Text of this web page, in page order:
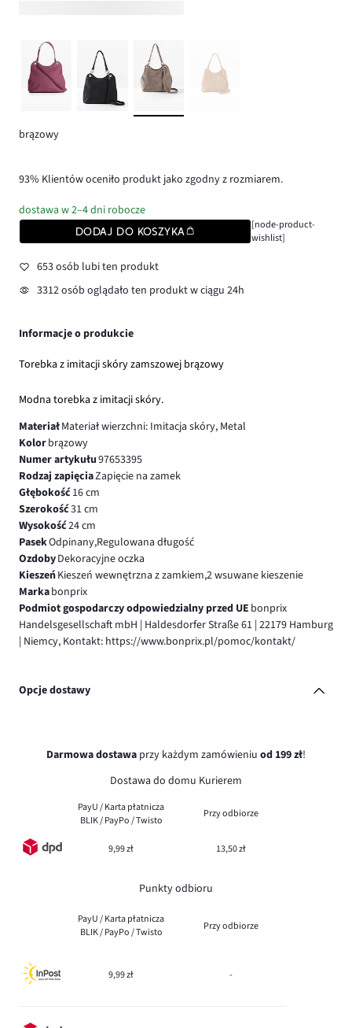
brązowy
93% Klientów oceniło produkt jako zgodny z rozmiarem.
dostawa w 2–4 dni robocze
DODAJ DO KOSZYKA
[node-product-
wishlist]
653 osób lubi ten produkt
3312 osób oglądało ten produkt w ciągu 24h
Informacje o produkcie
Torebka z imitacji skóry zamszowej brązowy
Modna torebka z imitacji skóry.
MateriałMateriał wierzchni: Imitacja skóry, Metal
Kolorbrązowy
Numer artykułu97653395
Rodzaj zapięciaZapięcie na zamek
Głębokość16 cm
Szerokość31 cm
Wysokość24 cm
PasekOdpinany,Regulowana długość
OzdobyDekoracyjne oczka
KieszeńKieszeń wewnętrzna z zamkiem,2 wsuwane kieszenie
Markabonprix
Podmiot gospodarczy odpowiedzialny przed UE bonprix
Handelsgesellschaft mbH | Haldesdorfer Straße 61 | 22179 Hamburg
| Niemcy, Kontakt: https://www.bonprix.pl/pomoc/kontakt/
Opcje dostawy
Darmowa dostawa przy każdym zamówieniu od 199 zł!
Dostawa do domu Kurierem
PayU / Karta płatnicza
BLIK / PayPo / Twisto
Przy odbiorze
9,99 zł 13,50 zł
Punkty odbioru
PayU / Karta płatnicza
BLIK / PayPo / Twisto
Przy odbiorze
9,99 zł -